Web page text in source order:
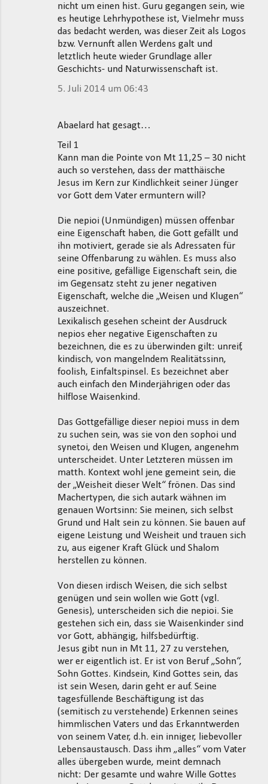
nicht um einen hist. Guru gegangen sein, wie
es heutige Lehrhypothese ist, Vielmehr muss
das bedacht werden, was dieser Zeit als Logos
bzw. Vernunft allen Werdens galt und
letztlich heute wieder Grundlage aller
Geschichts- und Naturwissenschaft ist.
5. Juli 2014 um 06:43
Abaelard hat gesagt…
Teil 1
Kann man die Pointe von Mt 11,25 – 30 nicht
auch so verstehen, dass der matthäische
Jesus im Kern zur Kindlichkeit seiner Jünger
vor Gott dem Vater ermuntern will?
Die nepioi (Unmündigen) müssen offenbar
eine Eigenschaft haben, die Gott gefällt und
ihn motiviert, gerade sie als Adressaten für
seine Offenbarung zu wählen. Es muss also
eine positive, gefällige Eigenschaft sein, die
im Gegensatz steht zu jener negativen
Eigenschaft, welche die „Weisen und Klugen“
auszeichnet.
Lexikalisch gesehen scheint der Ausdruck
nepios eher negative Eigenschaften zu
bezeichnen, die es zu überwinden gilt: unreif,
kindisch, von mangelndem Realitätssinn,
foolish, Einfaltspinsel. Es bezeichnet aber
auch einfach den Minderjährigen oder das
hilflose Waisenkind.
Das Gottgefällige dieser nepioi muss in dem
zu suchen sein, was sie von den sophoi und
synetoi, den Weisen und Klugen, angenehm
unterscheidet. Unter Letzteren müssen im
matth. Kontext wohl jene gemeint sein, die
der „Weisheit dieser Welt“ frönen. Das sind
Machertypen, die sich autark wähnen im
genauen Wortsinn: Sie meinen, sich selbst
Grund und Halt sein zu können. Sie bauen auf
eigene Leistung und Weisheit und trauen sich
zu, aus eigener Kraft Glück und Shalom
herstellen zu können.
Von diesen irdisch Weisen, die sich selbst
genügen und sein wollen wie Gott (vgl.
Genesis), unterscheiden sich die nepioi. Sie
gestehen sich ein, dass sie Waisenkinder sind
vor Gott, abhängig, hilfsbedürftig.
Jesus gibt nun in Mt 11, 27 zu verstehen,
wer er eigentlich ist. Er ist von Beruf „Sohn“,
Sohn Gottes. Kindsein, Kind Gottes sein, das
ist sein Wesen, darin geht er auf. Seine
tagesfüllende Beschäftigung ist das
(semitisch zu verstehende) Erkennen seines
himmlischen Vaters und das Erkanntwerden
von seinem Vater, d.h. ein inniger, liebevoller
Lebensaustausch. Dass ihm „alles“ vom Vater
alles übergeben wurde, meint demnach
nicht: Der gesamte und wahre Wille Gottes